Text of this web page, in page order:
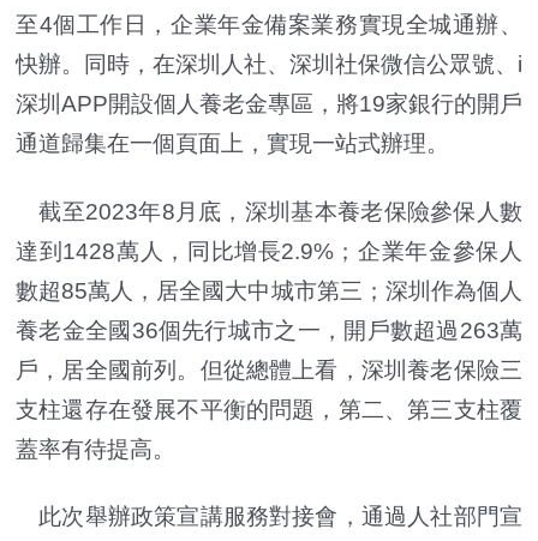
至4個工作日，企業年金備案業務實現全城通辦、
快辦。同時，在深圳人社、深圳社保微信公眾號、i
深圳APP開設個人養老金專區，將19家銀行的開戶
通道歸集在一個頁面上，實現一站式辦理。
截至2023年8月底，深圳基本養老保險參保人數
達到1428萬人，同比增長2.9%；企業年金參保人
數超85萬人，居全國大中城市第三；深圳作為個人
養老金全國36個先行城市之一，開戶數超過263萬
戶，居全國前列。但從總體上看，深圳養老保險三
支柱還存在發展不平衡的問題，第二、第三支柱覆
蓋率有待提高。
此次舉辦政策宣講服務對接會，通過人社部門宣